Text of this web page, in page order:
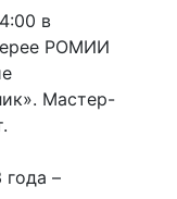
в
РОМИИ
Мастер-
–